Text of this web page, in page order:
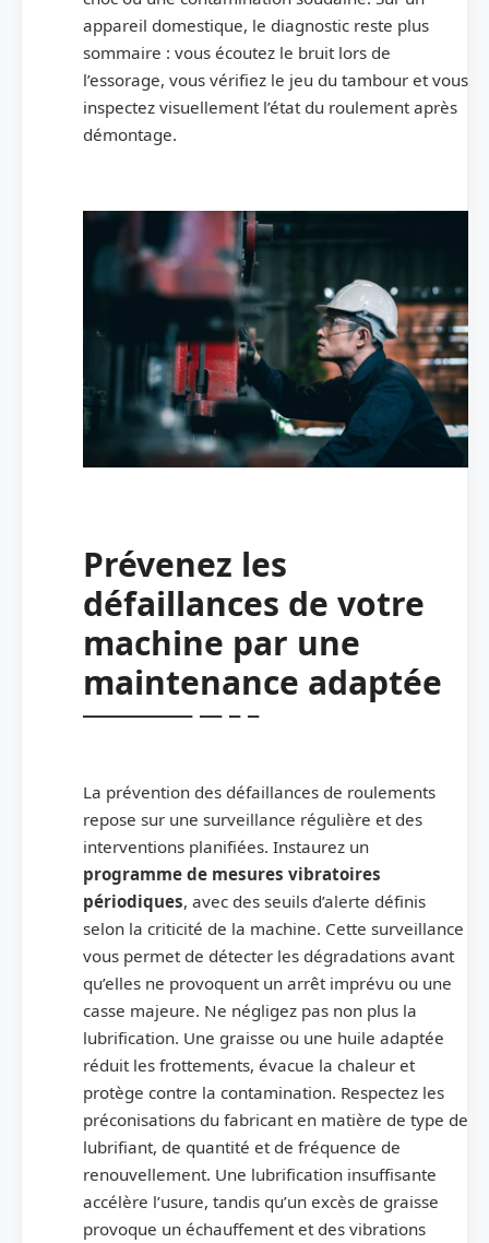
appareil domestique, le diagnostic reste plus
sommaire : vous écoutez le bruit lors de
l’essorage, vous vérifiez le jeu du tambour et vous
inspectez visuellement l’état du roulement après
démontage.
Prévenez les
défaillances de votre
machine par une
maintenance adaptée
La prévention des défaillances de roulements
repose sur une surveillance régulière et des
interventions planifiées. Instaurez un
programme de mesures vibratoires
périodiques, avec des seuils d’alerte définis
selon la criticité de la machine. Cette surveillance
vous permet de détecter les dégradations avant
qu’elles ne provoquent un arrêt imprévu ou une
casse majeure. Ne négligez pas non plus la
lubrification. Une graisse ou une huile adaptée
réduit les frottements, évacue la chaleur et
protège contre la contamination. Respectez les
préconisations du fabricant en matière de type de
lubrifiant, de quantité et de fréquence de
renouvellement. Une lubrification insuffisante
accélère l’usure, tandis qu’un excès de graisse
provoque un échauffement et des vibrations